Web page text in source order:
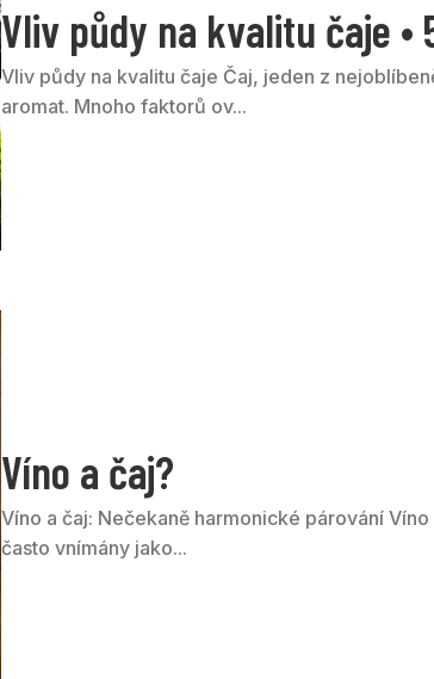
Vliv půdy na kvalitu čaje
Vliv půdy na kvalitu čaje Čaj, jeden z
aromat. Mnoho faktorů ov...
Víno a čaj?
Víno a čaj: Nečekaně harmonické párování
často vnímány jako...